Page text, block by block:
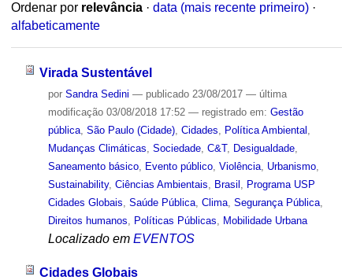
Ordenar por relevância · data (mais recente primeiro) ·
alfabeticamente
Virada Sustentável
por Sandra Sedini — publicado23/08/2017 — última
modificação03/08/2018 17:52 — registrado em: Gestão
pública, São Paulo (Cidade), Cidades Política Ambiental
Mudanças Climáticas Sociedade, C&T, Desigualdade,
Saneamento básico, Evento público, Violência, Urbanismo,
Sustainability, Ciências Ambientais Brasil
Programa USP
Cidades Globais Saúde Pública, Clima, Segurança Pública,
Direitos humanos
Políticas Públicas Mobilidade Urbana
Localizado em EVENTOS
Cidades Globais